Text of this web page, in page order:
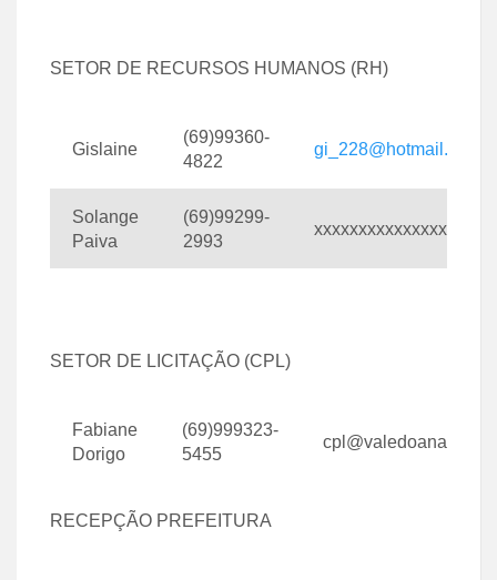
SETOR DE RECURSOS HUMANOS (RH)
Gislaine
(69)99360-
4822
gi_228@hotmail.com
Solange
Paiva
(69)99299-
2993
SETOR DE LICITAÇÃO (CPL)
Fabiane
Dorigo
(69)999323-
5455
RECEPÇÃO PREFEITURA